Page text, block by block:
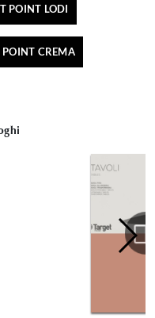
POINT LODI
POINT CREMA